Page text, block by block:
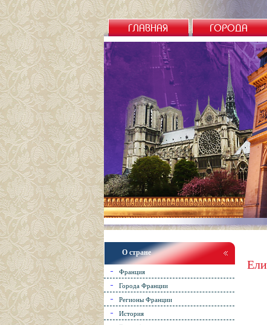
О стране
Франция
Города Франции
Регионы Франции
История
ГЛАВНАЯ ГОРОДА